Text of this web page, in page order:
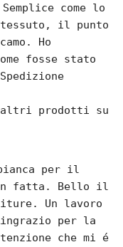
come lo
il punto
Ho
fosse stato
altri prodotti su
per il
fatta. Bello il
Un lavoro
per la
che mi é